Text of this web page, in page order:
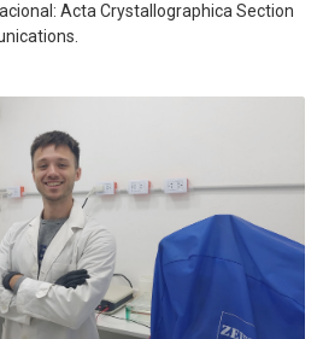
Acta Crystallographica Section